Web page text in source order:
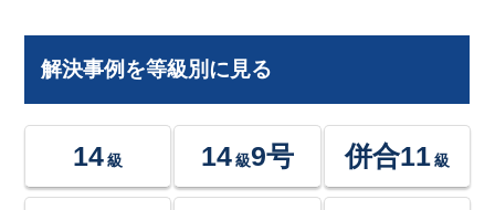
解決事例を等級別に見る
14 級 14級9号 併合11 級